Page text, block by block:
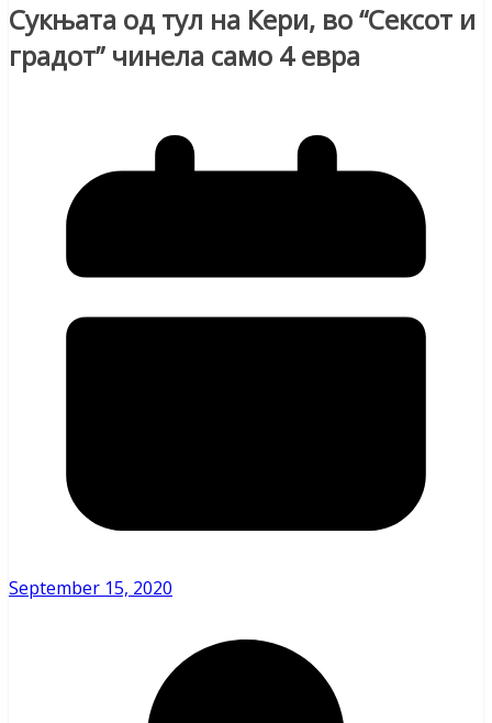
Сукњата од тул на Кери, во “Сексот и
градот” чинела само 4 евра
September 15, 2020